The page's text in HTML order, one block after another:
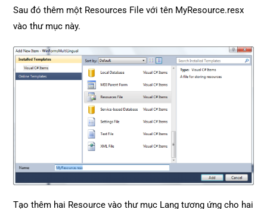
Sau đó thêm một Resources File với tên MyResource.resx
vào thư mục này.
Tạo thêm hai Resource vào thư mục Lang tương ứng cho hai